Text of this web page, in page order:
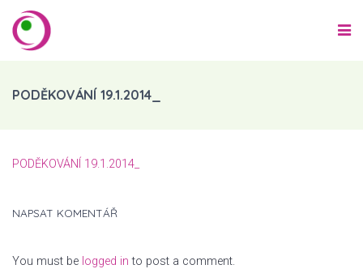
PODĚKOVÁNÍ 19.1.2014_
PODĚKOVÁNÍ 19.1.2014_
NAPSAT KOMENTÁŘ
You must be logged in to post a comment.